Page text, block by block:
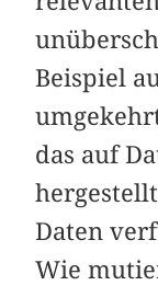
Beispiel
das auf
Daten
Wie